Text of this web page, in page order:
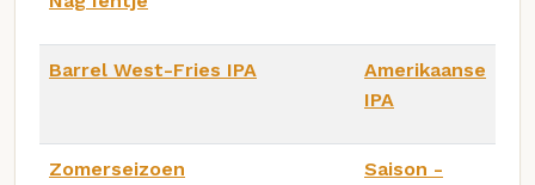
Barrel West-Fries IPA
Amerikaanse
IPA
Zomerseizoen
Saison -